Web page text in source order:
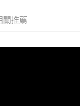
關推薦